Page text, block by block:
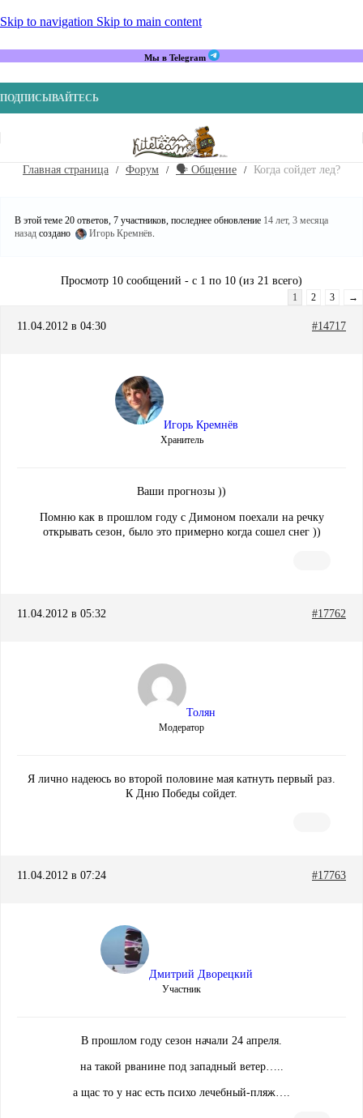
Skip to navigation Skip to main content
Мы в Telegram
ПОДПИСЫВАЙТЕСЬ
Главная страница Форум 🗣️ Общение Когда сойдет лед?
В этой теме 20 ответов, 7 участников, последнее обновление 14 лет, 3 месяца
назад создано Игорь Кремнёв.
Просмотр 10 сообщений - с 1 по 10 (из 21 всего)
1 2 3 →
11.04.2012 в 04:30 #14717
Игорь Кремнёв
Хранитель
Ваши прогнозы ))
Помню как в прошлом году с Димоном поехали на речку
открывать сезон, было это примерно когда сошел снег ))
11.04.2012 в 05:32 #17762
Толян
Модератор
Я лично надеюсь во второй половине мая катнуть первый раз.
К Дню Победы сойдет.
11.04.2012 в 07:24 #17763
Дмитрий Дворецкий
Участник
В прошлом году сезон начали 24 апреля.
на такой рванине под западный ветер…..
а щас то у нас есть психо лечебный-пляж….